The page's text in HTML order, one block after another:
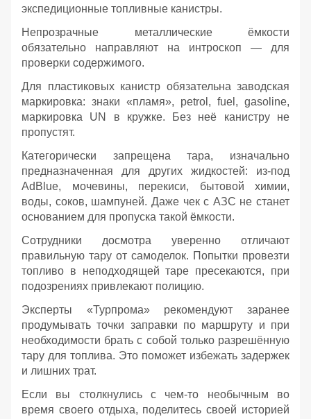
экспедиционные топливные канистры.
Непрозрачные металлические ёмкости
обязательно направляют на интроскоп — для
проверки содержимого.
Для пластиковых канистр обязательна заводская
маркировка: знаки «пламя», petrol, fuel, gasoline,
маркировка UN в кружке. Без неё канистру не
пропустят.
Категорически запрещена тара, изначально
предназначенная для других жидкостей: из‑под
AdBlue, мочевины, перекиси, бытовой химии,
воды, соков, шампуней. Даже чек с АЗС не станет
основанием для пропуска такой ёмкости.
Сотрудники досмотра уверенно отличают
правильную тару от самоделок. Попытки провезти
топливо в неподходящей таре пресекаются, при
подозрениях привлекают полицию.
Эксперты «Турпрома» рекомендуют заранее
продумывать точки заправки по маршруту и при
необходимости брать с собой только разрешённую
тару для топлива. Это поможет избежать задержек
и лишних трат.
Если вы столкнулись с чем-то необычным во
время своего отдыха, поделитесь своей историей